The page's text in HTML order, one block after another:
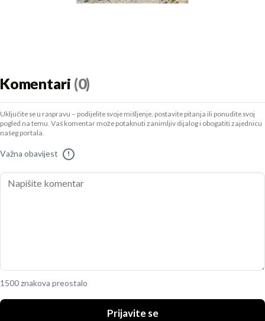
Komentari (0)
Uključite se u raspravu – podijelite svoje mišljenje, postavite pitanja ili ponudite svoj
pogled na temu. Vaš komentar može potaknuti zanimljiv dijalog i obogatiti zajednicu
našeg portala.
Važna obavijest !
1500 znakova preostalo
Prijavite se